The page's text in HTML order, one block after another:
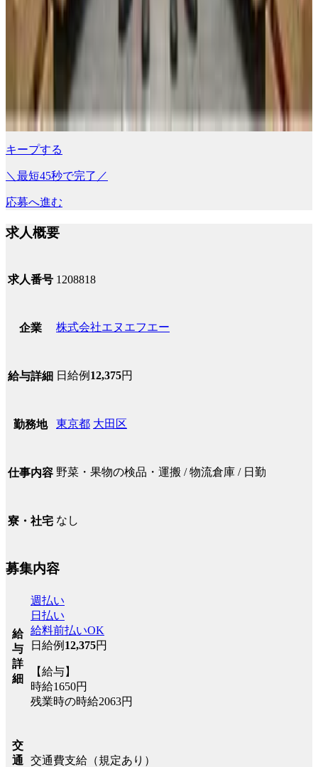
キープする
＼最短45秒で完了／
応募へ進む
求人概要
求人番号 1208818
企業 株式会社エヌエフエー
給与詳細 日給例 12,375円
勤務地 東京都 大田区
仕事内容 野菜・果物の検品・運搬 / 物流倉庫 / 日勤
寮・社宅 なし
募集内容
給
与
詳
細
週払い
日払い
給料前払いOK
日給例 12,375円
【給与】
時給1650円
残業時の時給2063円
交
通
交通費支給（規定あり）